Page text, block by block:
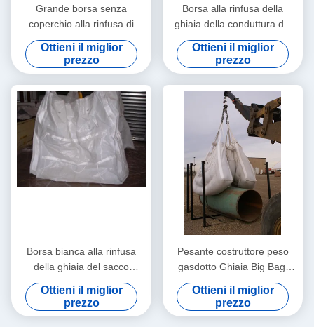
Grande borsa senza
coperchio alla rinfusa di
FIBC per l'imballaggio delle
merci in serie, 500KG-
3000KG SWL
Ottieni il miglior
prezzo
Borsa alla rinfusa della
ghiaia della conduttura del
costruttore del polipropilene
adatta a tubo di olio 12" - 24"
- 30"
Ottieni il miglior
prezzo
Borsa bianca alla rinfusa
della ghiaia del sacco
industriale del tubo, borsa
del peso per industria
petrolifera
Ottieni il miglior
prezzo
Pesante costruttore peso
gasdotto Ghiaia Big Bag,
industria petrolifera Big Bag
Two Ton
Ottieni il miglior
prezzo